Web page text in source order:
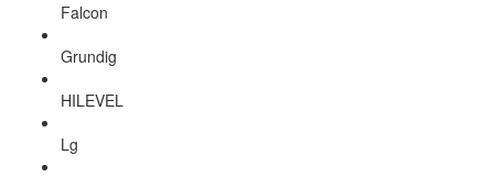
Falcon
Grundig
HILEVEL
Lg